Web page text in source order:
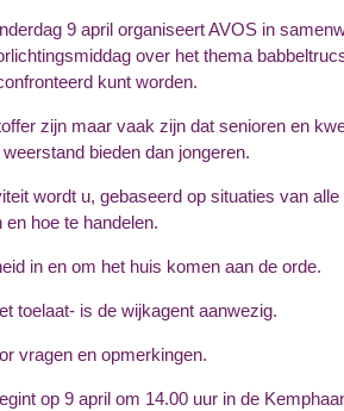
9 april organiseert AVOS in
over het thema
kunt worden.
zijn maar vaak zijn dat senioren en
bieden dan jongeren.
wordt u, gebaseerd op situaties van
hoe te handelen.
in en om het huis komen aan de orde.
toelaat- is de wijkagent aanwezig.
vragen en opmerkingen.
op 9 april om 14.00 uur in de